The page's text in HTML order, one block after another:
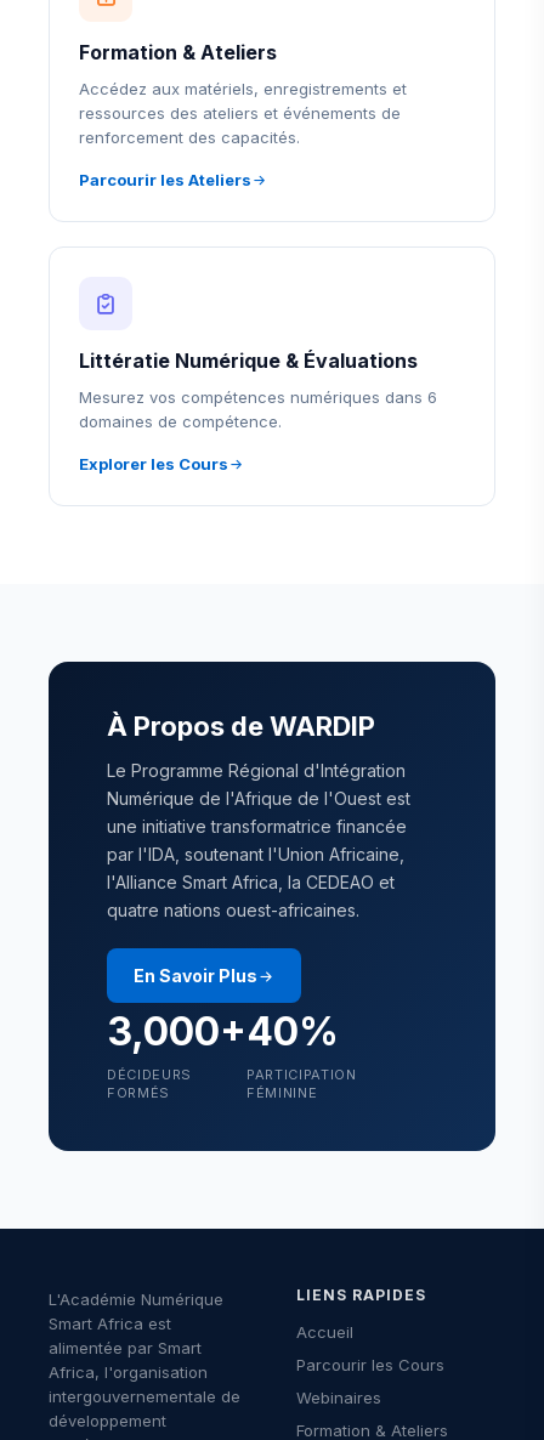
Formation & Ateliers
Accédez aux matériels, enregistrements et
ressources des ateliers et événements de
renforcement des capacités.
Parcourir les Ateliers
Littératie Numérique & Évaluations
Mesurez vos compétences numériques dans 6
domaines de compétence.
Explorer les Cours
À Propos de WARDIP
Le Programme Régional d'Intégration
Numérique de l'Afrique de l'Ouest est
une initiative transformatrice financée
par l'IDA, soutenant l'Union Africaine,
l'Alliance Smart Africa, la CEDEAO et
quatre nations ouest-africaines.
En Savoir Plus
3,000+
DÉCIDEURS
FORMÉS
40%
PARTICIPATION
FÉMININE
L'Académie Numérique
Smart Africa est
alimentée par Smart
Africa, l'organisation
intergouvernementale de
développement
LIENS RAPIDES
Accueil
Parcourir les Cours
Webinaires
Formation & Ateliers